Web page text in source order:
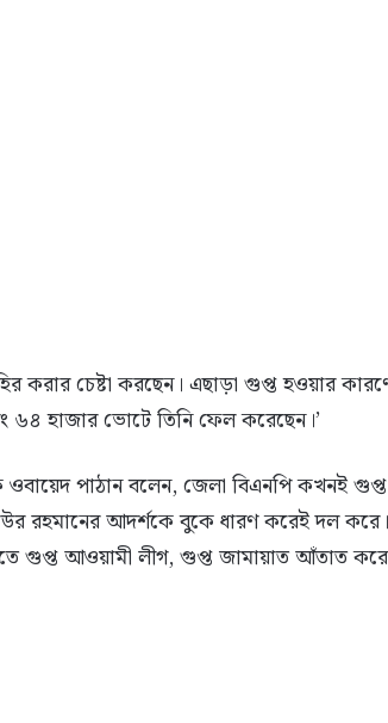
চেষ্টা করছেন। এছাড়া গুপ্ত হওয়ার
৬৪ হাজার ভোটে তিনি ফেল করেছেন।’
পাঠান বলেন, জেলা বিএনপি কখনই
রহমানের আদর্শকে বুকে ধারণ করেই দল
গুপ্ত আওয়ামী লীগ, গুপ্ত জামায়াত আঁতাত